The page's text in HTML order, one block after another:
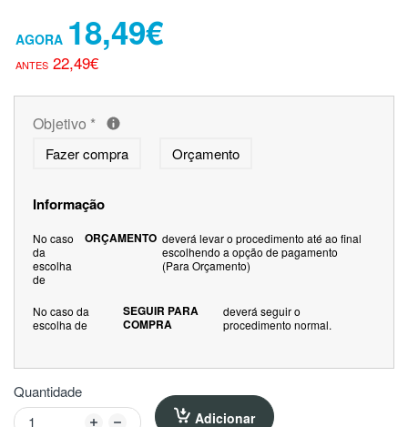
18,49€
22,49€
Objetivo *
Fazer compra Orçamento
Informação
No caso
da
escolha
de
ORÇAMENTO deverá levar o procedimento até ao final
escolhendo a opção de pagamento
(Para Orçamento)
No caso da
escolha de
SEGUIR PARA
COMPRA
deverá seguir o
procedimento normal.
Quantidade
Adicionar